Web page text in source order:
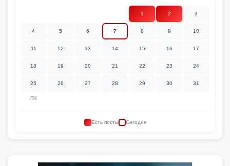
ПН
1 2 3
4 5 6 7 8 9 10
11 12 13 14 15 16 17
18 19 20 21 22 23 24
25 26 27 28 29 30 31
Есть посты Сегодня